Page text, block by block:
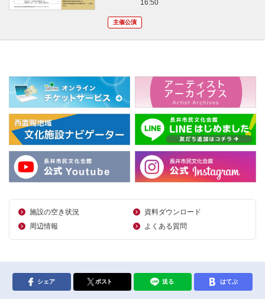
16:50
主催公演
施設の空き状況
資料ダウンロード
周辺情報
よくある質問
シェア ポスト 送る はてぶ